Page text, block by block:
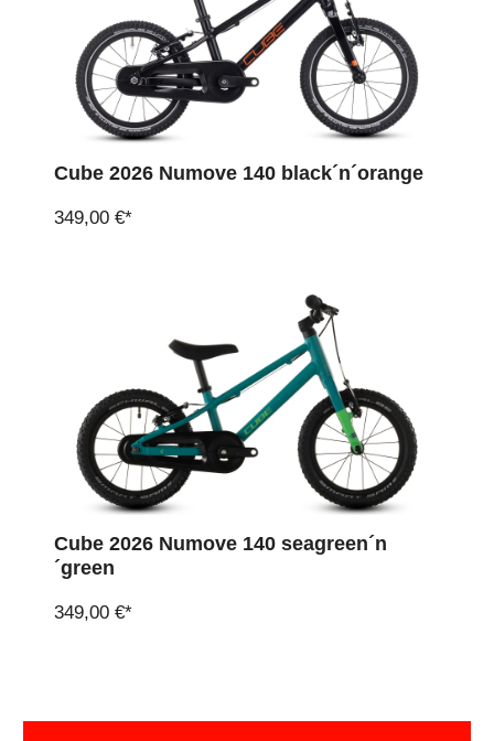
Cube 2026 Numove 140 black´n´orange
349,00 €*
Cube 2026 Numove 140 seagreen´n
´green
349,00 €*